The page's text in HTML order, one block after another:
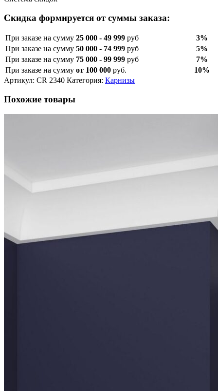
Скидка формируется от суммы заказа:
При заказе на сумму 25 000 - 49 999 руб
3%
При заказе на сумму 50 000 - 74 999 руб
5%
При заказе на сумму 75 000 - 99 999 руб
7%
При заказе на сумму от 100 000 руб.
10%
Артикул: CR 2340 Категория: Карнизы
Похожие товары